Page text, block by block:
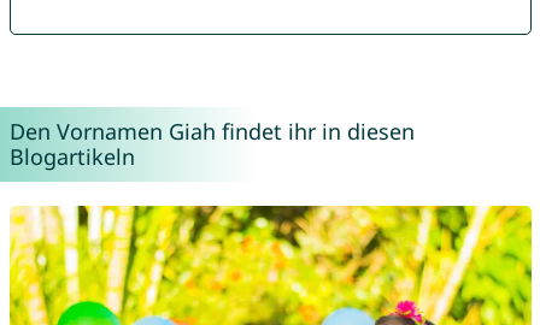
Den Vornamen Giah findet ihr in diesen
Blogartikeln